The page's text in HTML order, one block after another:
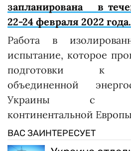
запланирована в
22-24 февраля 2022 года.
Работа в
испытание, которое
подготовки к
объединенной
Украины с
континентальной
ВАС ЗАИНТЕРЕСУЕТ